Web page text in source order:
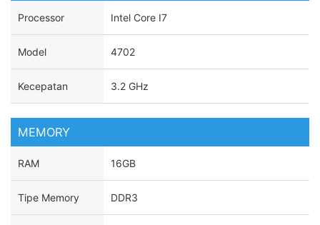
Processor Intel Core I7
Model 4702
Kecepatan 3.2 GHz
MEMORY
RAM 16GB
Tipe Memory DDR3